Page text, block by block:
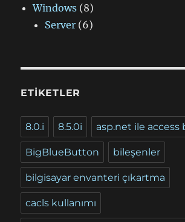
Windows (8)
Server (6)
ETIKETLER
8.0.i 8.5.0i asp.net ile access
BigBlueButton bileşenler
bilgisayar envanteri çıkartma
cacls kullanımı